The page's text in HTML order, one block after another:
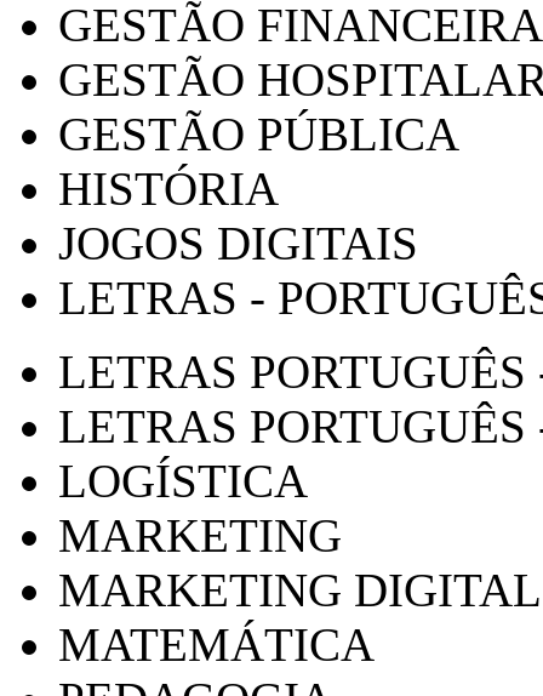
GESTÃO FINANCEIRA
GESTÃO
GESTÃO PÚBLICA
HISTÓRIA
JOGOS DIGITAIS
LETRAS -
LETRAS
LETRAS PORTUGUÊS
LOGÍSTICA
MARKETING
MARKETING DIGITAL
MATEMÁTICA